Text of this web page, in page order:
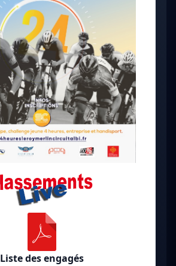
Liste des engagés